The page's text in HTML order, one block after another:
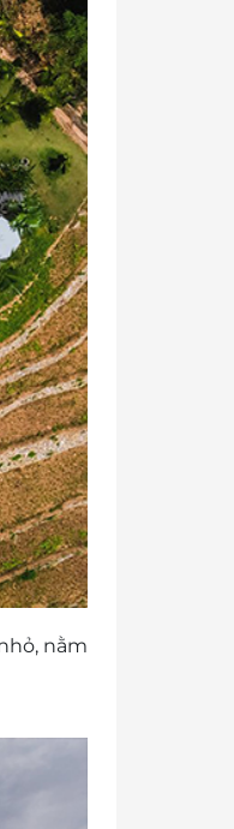
ăn
giường
tuần +
nằm